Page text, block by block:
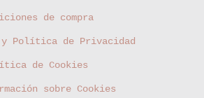
de compra
y Política de Privacidad
de Cookies
sobre Cookies